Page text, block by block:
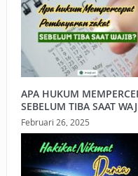
APA HUKUM
SEBELUM TIBA SAAT
Februari 26, 2025